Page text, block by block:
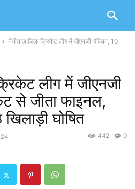
नैनीताल जिला क्रिकेट लीग में जीएनजी चैंपियन, 10
लीग में जीएनजी
से जीता फाइनल,
घोषित
0
442